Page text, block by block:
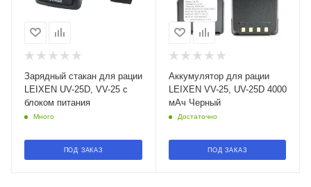
Зарядный стакан для рации
LEIXEN UV-25D, VV-25 с
блоком питания
Много
ПОД ЗАКАЗ
Аккумулятор для рации
LEIXEN VV-25, UV-25D 4000
мАч Черный
Достаточно
ПОД ЗАКАЗ